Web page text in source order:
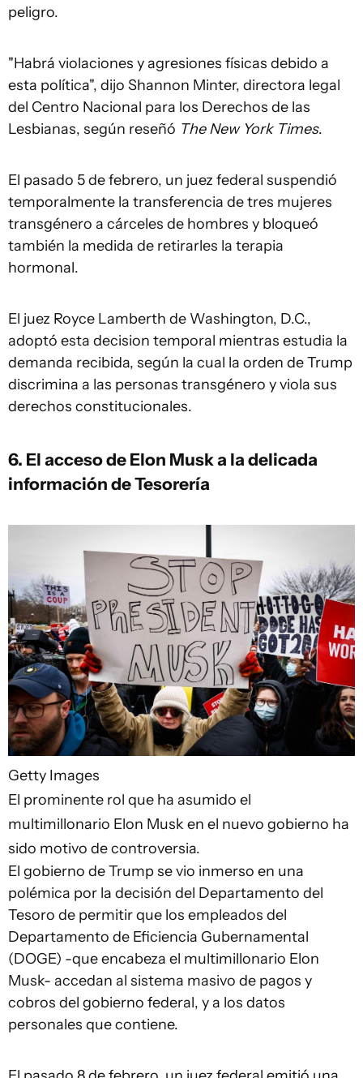
peligro.
"Habrá violaciones y agresiones físicas debido a
esta política", dijo Shannon Minter, directora legal
del Centro Nacional para los Derechos de las
Lesbianas, según reseñó The New York Times.
El pasado 5 de febrero, un juez federal suspendió
temporalmente la transferencia de tres mujeres
transgénero a cárceles de hombres y bloqueó
también la medida de retirarles la terapia
hormonal.
El juez Royce Lamberth de Washington, D.C.,
adoptó esta decision temporal mientras estudia la
demanda recibida, según la cual la orden de Trump
discrimina a las personas transgénero y viola sus
derechos constitucionales.
6. El acceso de Elon Musk a la delicada
información de Tesorería
Getty Images
El prominente rol que ha asumido el
multimillonario Elon Musk en el nuevo gobierno ha
sido motivo de controversia.
El gobierno de Trump se vio inmerso en una
polémica por la decisión del Departamento del
Tesoro de permitir que los empleados del
Departamento de Eficiencia Gubernamental
(DOGE) -que encabeza el multimillonario Elon
Musk- accedan al sistema masivo de pagos y
cobros del gobierno federal, y a los datos
personales que contiene.